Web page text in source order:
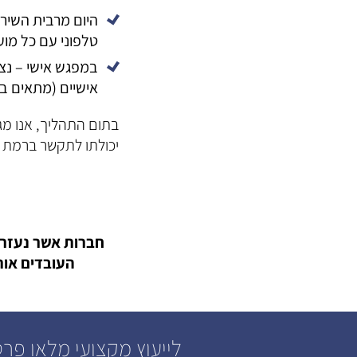
היום מרבית
טלפוני עם כל
במפגש אישי –
אישיים (מתאים
בתום התהליך, אנו
יכולתו לתקשר
חברות אשר
העובדים
לייעוץ מקצועי מלאו